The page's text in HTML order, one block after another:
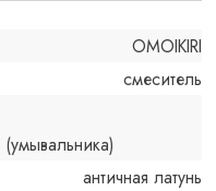
OMOIKIRI
смеситель
античная латунь